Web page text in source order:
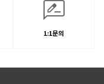
1:1문의